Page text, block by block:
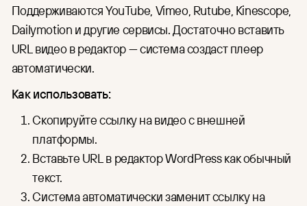
Поддерживаются YouTube, Vimeo, Rutube, Kinescope,
Dailymotion и другие сервисы. Достаточно вставить
URL видео в редактор — система создаст плеер
автоматически.
Как использовать:
Скопируйте ссылку на видео с внешней
платформы.
Вставьте URL в редактор WordPress как обычный
текст.
Система автоматически заменит ссылку на